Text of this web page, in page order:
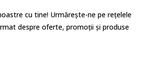
cu tine! Urmărește-ne pe rețelele
despre oferte, promoții și produse